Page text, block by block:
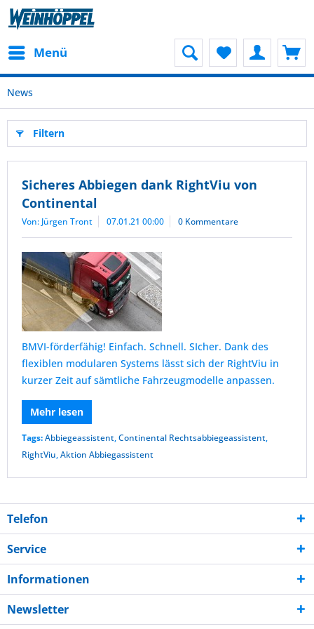
Menü
News
Filtern
Sicheres Abbiegen dank RightViu von
Continental
Von: Jürgen Tront 07.01.21 00:00 0 Kommentare
BMVI-förderfähig! Einfach. Schnell. SIcher. Dank des
flexiblen modularen Systems lässt sich der RightViu in
kurzer Zeit auf sämtliche Fahrzeugmodelle anpassen.
Mehr lesen
Tags:Abbiegeassistent,Continental Rechtsabbiegeassistent,
RightViu,Aktion Abbiegassistent
Telefon
Service
Informationen
Newsletter